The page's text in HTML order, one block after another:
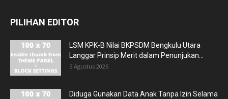
PILIHAN EDITOR
LSM KPK-B Nilai BKPSDM Bengkulu Utara
Langgar Prinsip Merit dalam Penunjukan...
5 Agustus 2026
Diduga Gunakan Data Anak Tanpa Izin Selama